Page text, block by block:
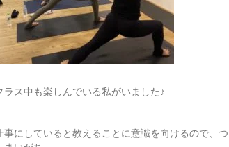
ス中も楽しんでいる私がいました♪
事にしていると教えることに意識を向けるので、